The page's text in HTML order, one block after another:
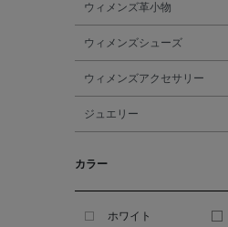
ALBERT THURSTON
ALESSANDRO
ウィメンズ革小物
ウィメンズシューズ
ウィメンズアクセサリー
ジュエリー
カラー
ホワイト